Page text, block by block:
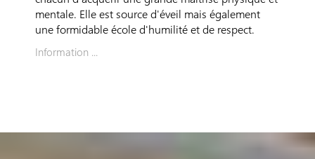
mentale. Elle est source d'éveil mais également
une formidable école d'humilité et de respect.
Information ...